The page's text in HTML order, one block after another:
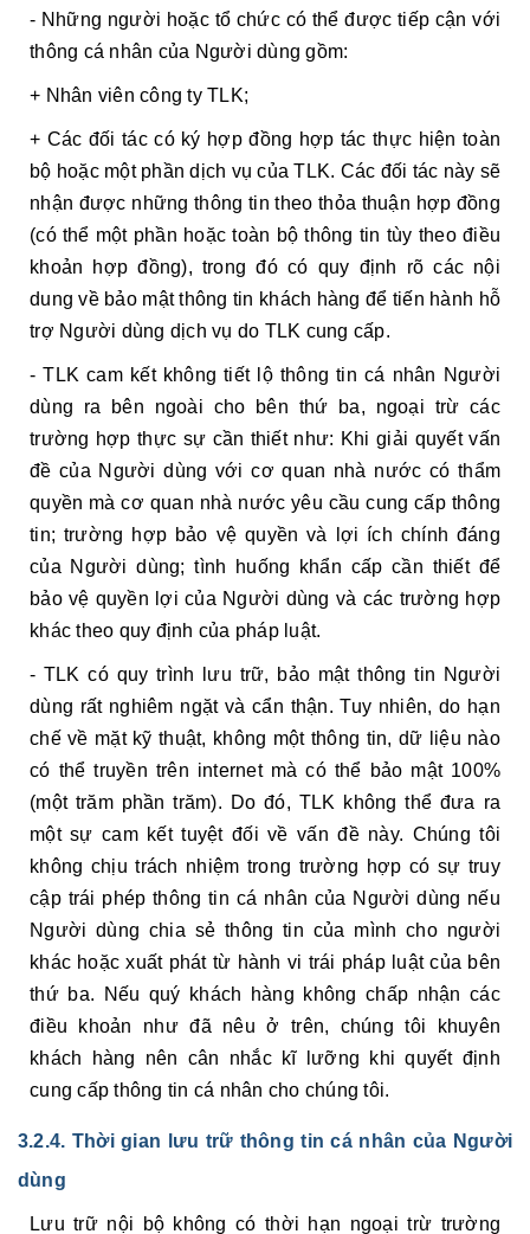
- Những người hoặc tổ chức có thể được tiếp cận với
thông cá nhân của Người dùng gồm:
+ Nhân viên công ty TLK;
+ Các đối tác có ký hợp đồng hợp tác thực hiện toàn
bộ hoặc một phần dịch vụ của TLK. Các đối tác này sẽ
nhận được những thông tin theo thỏa thuận hợp đồng
(có thể một phần hoặc toàn bộ thông tin tùy theo điều
khoản hợp đồng), trong đó có quy định rõ các nội
dung về bảo mật thông tin khách hàng để tiến hành hỗ
trợ Người dùng dịch vụ do TLK cung cấp.
- TLK cam kết không tiết lộ thông tin cá nhân Người
dùng ra bên ngoài cho bên thứ ba, ngoại trừ các
trường hợp thực sự cần thiết như: Khi giải quyết vấn
đề của Người dùng với cơ quan nhà nước có thẩm
quyền mà cơ quan nhà nước yêu cầu cung cấp thông
tin; trường hợp bảo vệ quyền và lợi ích chính đáng
của Người dùng; tình huống khẩn cấp cần thiết để
bảo vệ quyền lợi của Người dùng và các trường hợp
khác theo quy định của pháp luật.
- TLK có quy trình lưu trữ, bảo mật thông tin Người
dùng rất nghiêm ngặt và cẩn thận. Tuy nhiên, do hạn
chế về mặt kỹ thuật, không một thông tin, dữ liệu nào
có thể truyền trên internet mà có thể bảo mật 100%
(một trăm phần trăm). Do đó, TLK không thể đưa ra
một sự cam kết tuyệt đối về vấn đề này. Chúng tôi
không chịu trách nhiệm trong trường hợp có sự truy
cập trái phép thông tin cá nhân của Người dùng nếu
Người dùng chia sẻ thông tin của mình cho người
khác hoặc xuất phát từ hành vi trái pháp luật của bên
thứ ba. Nếu quý khách hàng không chấp nhận các
điều khoản như đã nêu ở trên, chúng tôi khuyên
khách hàng nên cân nhắc kĩ lưỡng khi quyết định
cung cấp thông tin cá nhân cho chúng tôi.
3.2.4. Thời gian lưu trữ thông tin cá nhân của Người
dùng
Lưu trữ nội bộ không có thời hạn ngoại trừ trường